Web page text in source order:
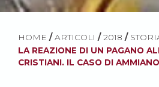
HOME / ARTICOLI / 2018 /
LA REAZIONE DI UN PAGANO
CRISTIANI. IL CASO DI